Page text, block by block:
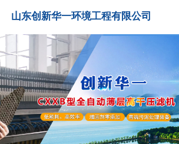
山东创新华一环境工程有限公司